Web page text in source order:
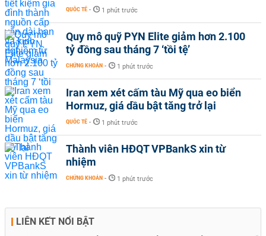
QUỐC TẾ - 1 phút trước
Quy mô quỹ PYN Elite giảm hơn 2.100
tỷ đồng sau tháng 7 ‘tồi tệ’
CHỨNG KHOÁN - 1 phút trước
Iran xem xét cấm tàu Mỹ qua eo biển
Hormuz, giá dầu bật tăng trở lại
QUỐC TẾ - 1 phút trước
Thành viên HĐQT VPBankS xin từ
nhiệm
CHỨNG KHOÁN - 1 phút trước
LIÊN KẾT NỔI BẬT